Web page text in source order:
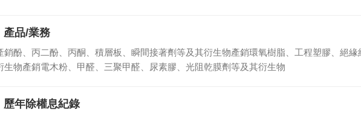
產品/業務
銷酚、丙二酚、丙酮、積層板、瞬間接著劑等及其衍生物產銷環氧樹脂、工程塑膠、絕
生物產銷電木粉、甲醛、三聚甲醛、尿素膠、光阻乾膜劑等及其衍生物
歷年除權息紀錄